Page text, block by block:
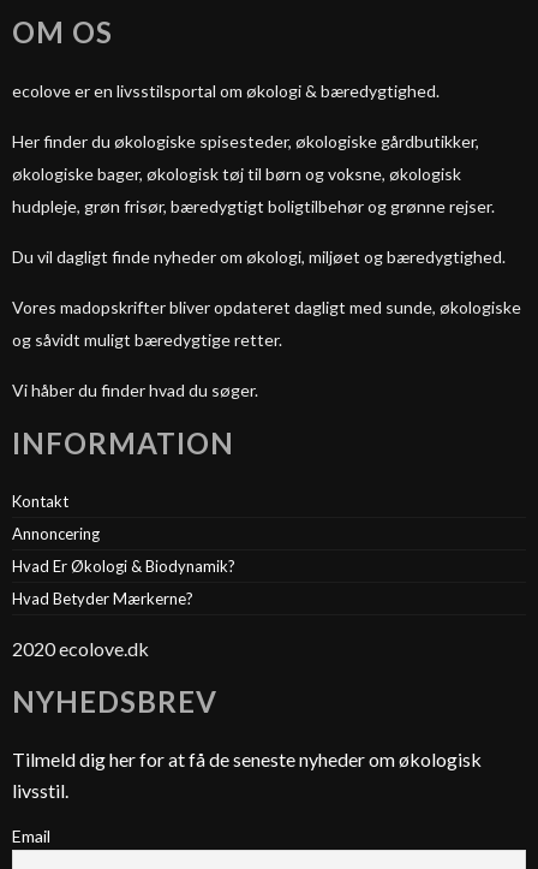
OM OS
ecolove er en livsstilsportal om økologi & bæredygtighed.
Her finder du økologiske spisesteder, økologiske gårdbutikker,
økologiske bager, økologisk tøj til børn og voksne, økologisk
hudpleje, grøn frisør, bæredygtigt boligtilbehør og grønne rejser.
Du vil dagligt finde nyheder om økologi, miljøet og bæredygtighed.
Vores madopskrifter bliver opdateret dagligt med sunde, økologiske
og såvidt muligt bæredygtige retter.
Vi håber du finder hvad du søger.
INFORMATION
Kontakt
Annoncering
Hvad Er Økologi & Biodynamik?
Hvad Betyder Mærkerne?
2020 ecolove.dk
NYHEDSBREV
Tilmeld dig her for at få de seneste nyheder om økologisk
livsstil.
Email